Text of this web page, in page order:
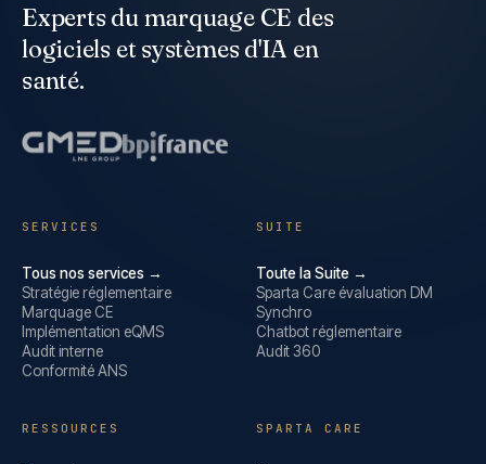
Experts du marquage CE des
logiciels et systèmes d'IA en
santé.
SERVICES
Tous nos services →
Stratégie réglementaire
Marquage CE
Implémentation eQMS
Audit interne
Conformité ANS
SUITE
Toute la Suite →
Sparta Care évaluation DM
Synchro
Chatbot réglementaire
Audit 360
RESSOURCES SPARTA CARE